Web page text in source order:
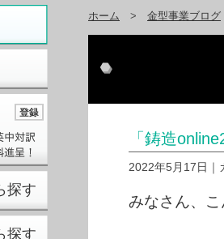
探す
探す
ホーム > 金型事業ブログ
「鋳造
2022年5月17日｜
みなさん、